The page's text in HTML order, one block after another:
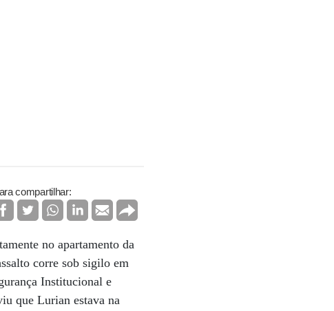
compartilhar:
no apartamento da
corre sob sigilo em
Institucional e
que Lurian estava na